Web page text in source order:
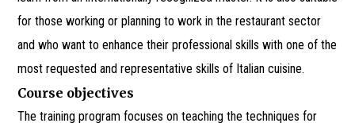
for those working or planning to work in the restaurant sector
and who want to enhance their professional skills with one of the
most requested and representative skills of Italian cuisine.
Course objectives
The training program focuses on teaching the techniques for